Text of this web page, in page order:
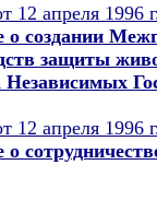
12 апреля 1996
создании
защиты
Независимых
12 апреля 1996